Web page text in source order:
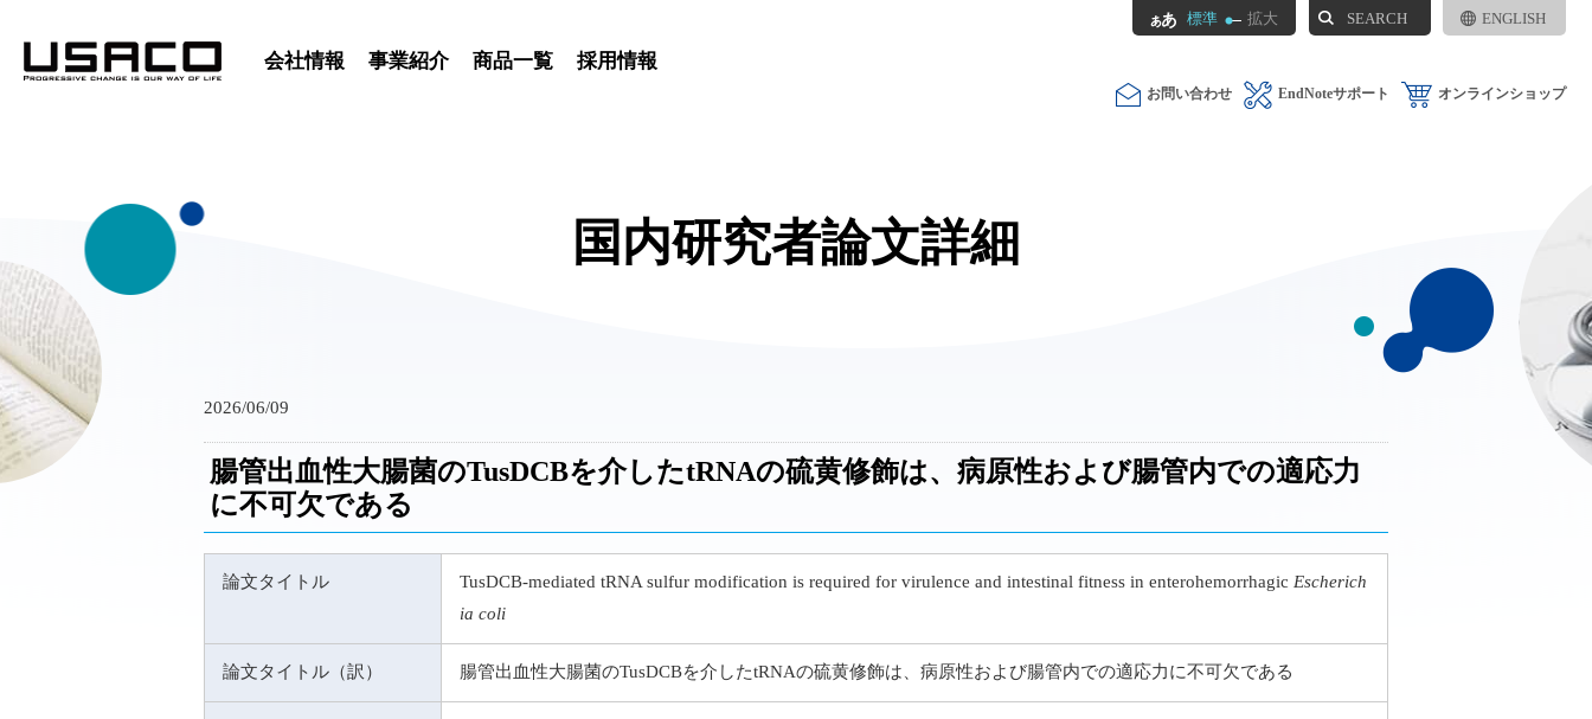
ENGLISH
SEARCH
標準 拡大
会社情報 事業紹介 商品一覧 採用情報
お問い合わせ EndNoteサポート オンラインショップ
国内研究者論文詳細
2026/06/09
腸管出血性大腸菌のTusDCBを介したtRNAの硫黄修飾は、病原性および腸管内での適応力
に不可欠である
論文タイトル TusDCB-mediated tRNA sulfur modification is required for virulence and intestinal fitness in enterohemorrhagic Escherich
ia coli
論文タイトル（訳） 腸管出血性大腸菌のTusDCBを介したtRNAの硫黄修飾は、病原性および腸管内での適応力に不可欠である